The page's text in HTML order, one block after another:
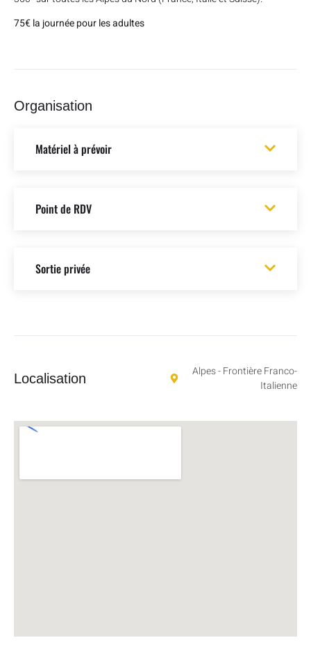
75€ la journée pour les adultes
Organisation
Matériel à prévoir
Point de RDV
Sortie privée
Localisation
Alpes - Frontière Franco-
Italienne​